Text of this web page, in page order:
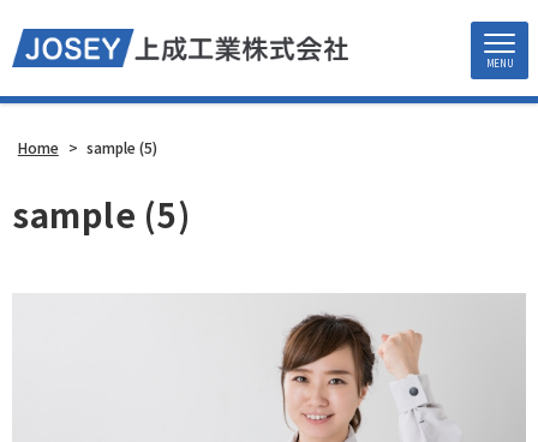
MENU
Home > sample (5)
sample (5)